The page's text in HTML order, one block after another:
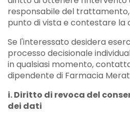
responsabile del
punto di vista e contestare la
Se l'interessato desidera
processo decisionale
in qualsiasi momento,
dipendente di Farmacia
i. Diritto di revoca del
dei dati